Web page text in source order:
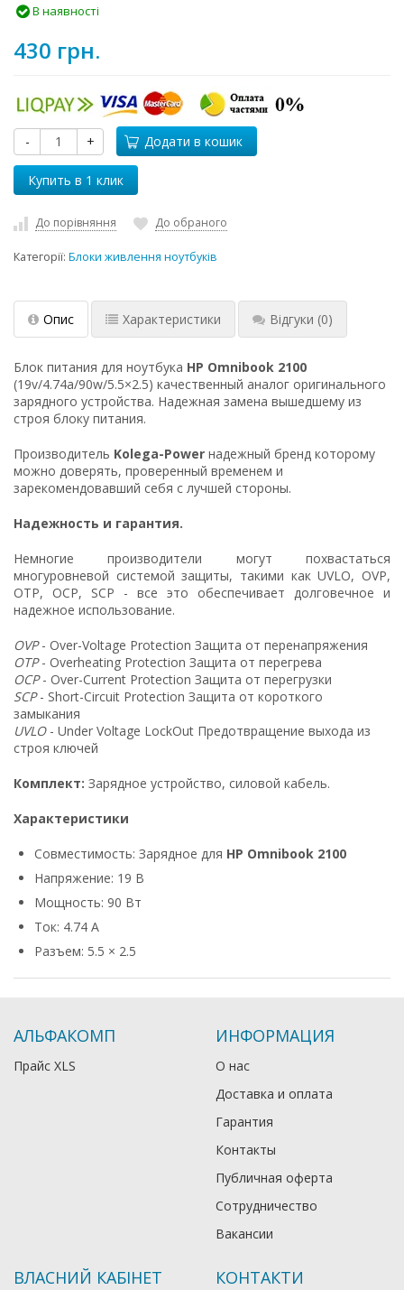
В наявності
430 грн.
- + Додати в кошик
До порівняння До обраного
Категорії: Блоки живлення ноутбуків
Опис Характеристики Відгуки (0)
Блок питания для ноутбука HP Omnibook 2100
(19v/4.74a/90w/5.5×2.5) качественный аналог оригинального
зарядного устройства. Надежная замена вышедшему из
строя блоку питания.
Производитель Kolega-Power надежный бренд которому
можно доверять, проверенный временем и
зарекомендовавший себя с лучшей стороны.
Надежность и гарантия.
Немногие производители могут похвастаться
многуровневой системой защиты, такими как UVLO, OVP,
OTP, OCP, SCP - все это обеспечивает долговечное и
надежное использование.
OVP- Over-Voltage Protection Защита от перенапряжения
OTP- Overheating Protection Защита от перегрева
OCP- Over-Current Protection Защита от перегрузки
SCP- Short-Circuit Protection Защита от короткого
замыкания
UVLO- Under Voltage LockOut Предотвращение выхода из
строя ключей
Комплект: Зарядное устройство, силовой кабель.
Характеристики
Совместимость: Зарядное для HP Omnibook 2100
Напряжение: 19 В
Мощность: 90 Вт
Ток: 4.74 А
Разъем: 5.5 × 2.5
АЛЬФАКОМП
Прайс XLS
ИНФОРМАЦИЯ
О нас
Доставка и оплата
Гарантия
Контакты
Публичная оферта
Сотрудничество
Вакансии
ВЛАСНИЙ КАБІНЕТ КОНТАКТИ